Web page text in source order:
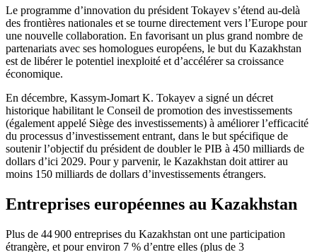
Le programme d’innovation du président Tokayev s’étend au-delà
des frontières nationales et se tourne directement vers l’Europe pour
une nouvelle collaboration. En favorisant un plus grand nombre de
partenariats avec ses homologues européens, le but du Kazakhstan
est de libérer le potentiel inexploité et d’accélérer sa croissance
économique.
En décembre, Kassym-Jomart K. Tokayev a signé un décret
historique habilitant le Conseil de promotion des investissements
(également appelé Siège des investissements) à améliorer l’efficacité
du processus d’investissement entrant, dans le but spécifique de
soutenir l’objectif du président de doubler le PIB à 450 milliards de
dollars d’ici 2029. Pour y parvenir, le Kazakhstan doit attirer au
moins 150 milliards de dollars d’investissements étrangers.
Entreprises européennes au Kazakhstan
Plus de 44 900 entreprises du Kazakhstan ont une participation
étrangère, et pour environ 7 % d’entre elles (plus de 3